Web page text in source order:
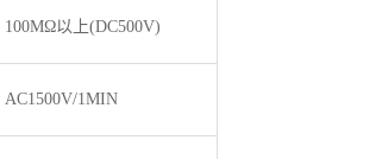
100MΩ以上(DC500V)
AC1500V/1MIN